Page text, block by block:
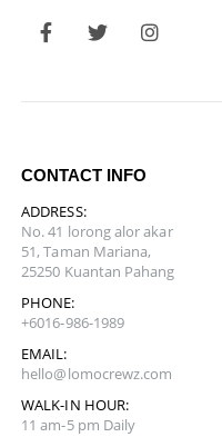
CONTACT INFO
ADDRESS:
No. 41 lorong alor akar
51, Taman Mariana,
25250 Kuantan Pahang
PHONE:
+6016-986-1989
EMAIL:
hello@lomocrewz.com
WALK-IN HOUR:
11 am-5 pm Daily